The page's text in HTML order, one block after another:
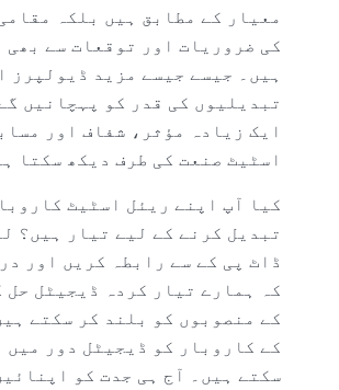
معیار کے مطابق ہیں بلکہ
کی ضروریات اور توقعات سے بھی
ہیں۔ جیسے جیسے مزید ڈیولپرز
تبدیلیوں کی قدر کو پہچانیں
ایک زیادہ مؤثر، شفاف اور
اسٹیٹ صنعت کی طرف دیکھ سکتا
کیا آپ اپنے ریئل اسٹیٹ
تبدیل کرنے کے لیے تیار ہیں؟
ڈاٹ پی کے سے رابطہ کریں اور
کہ ہمارے تیار کردہ ڈیجیٹل حل
کے منصوبوں کو بلند کر سکتے
کے کاروبار کو ڈیجیٹل دور میں
سکتے ہیں۔ آج ہی جدت کو